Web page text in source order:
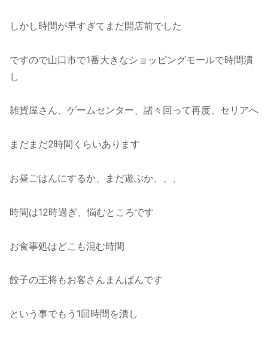
しかし時間が早すぎてまだ開店前でした
ですので山口市で1番大きなショッピングモールで時間潰
し
雑貨屋さん、ゲームセンター、諸々回って再度、セリアへ
まだまだ2時間くらいあります
お昼ごはんにするか、まだ遊ぶか、、、
時間は12時過ぎ、悩むところです
お食事処はどこも混む時間
餃子の王将もお客さんまんぱんです
という事でもう1回時間を潰し